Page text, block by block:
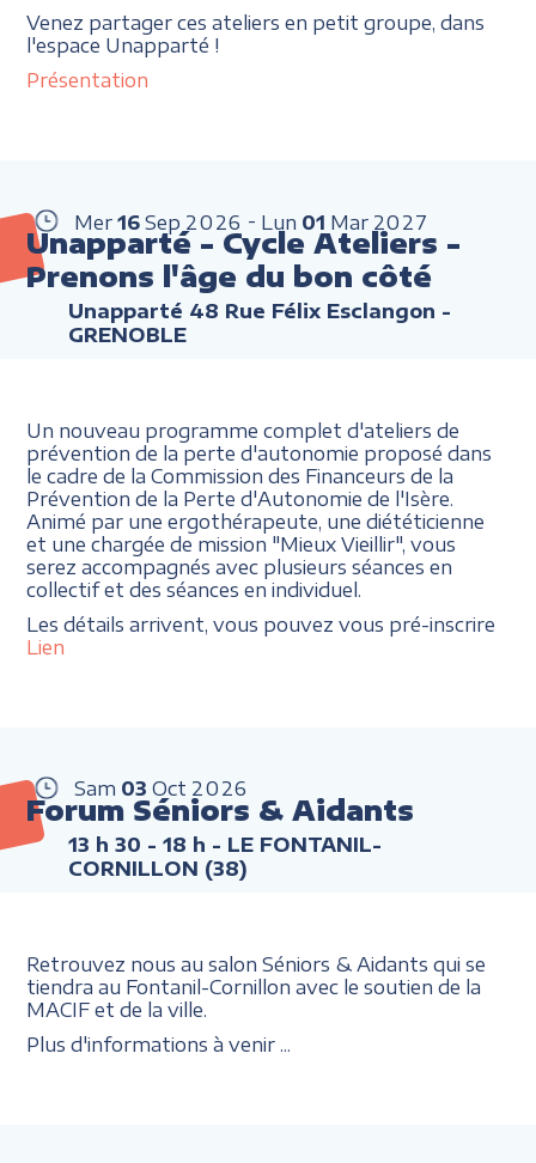
Venez partager ces ateliers en petit groupe, dans
l'espace Unapparté !
Présentation
Mer 16 Sep 2026 Lun 01 Mar 2027
Unapparté - Cycle Ateliers -
Prenons l'âge du bon côté
Unapparté 48 Rue Félix Esclangon -
GRENOBLE
Un nouveau programme complet d'ateliers de
prévention de la perte d'autonomie proposé dans
le cadre de la Commission des Financeurs de la
Prévention de la Perte d'Autonomie de l'Isère.
Animé par une ergothérapeute, une diététicienne
et une chargée de mission "Mieux Vieillir", vous
serez accompagnés avec plusieurs séances en
collectif et des séances en individuel.
Les détails arrivent, vous pouvez vous pré-inscrire
Lien
Sam 03 Oct 2026
Forum Séniors & Aidants
13 h 30 - 18 h - LE FONTANIL-
CORNILLON (38)
Retrouvez nous au salon Séniors & Aidants qui se
tiendra au Fontanil-Cornillon avec le soutien de la
MACIF et de la ville.
Plus d'informations à venir ...